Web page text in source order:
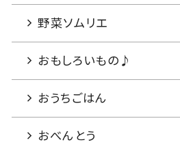
野菜ソムリエ
おもしろいもの♪
おうちごはん
おべんとう